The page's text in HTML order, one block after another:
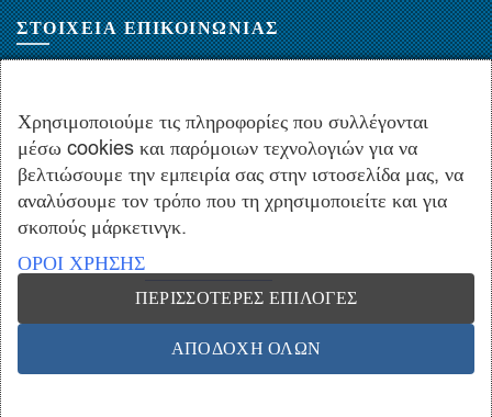
ΣΤΟΙΧΕΙΑ ΕΠΙΚΟΙΝΩΝΙΑΣ
+30.210-5143367,+30.210-5154659,+30.210-5147842
+30.210-5133976
info@hydropac.gr
Δευτ. εως Παρ.: 08:00 - 16:00
Vrisko.gr
Χρησιμοποιούμε τις πληροφορίες που συλλέγονται
μέσω cookies και παρόμοιων τεχνολογιών για να
βελτιώσουμε την εμπειρία σας στην ιστοσελίδα μας, να
αναλύσουμε τον τρόπο που τη χρησιμοποιείτε και για
σκοπούς μάρκετινγκ.
ΟΡΟΙ ΧΡΗΣΗΣ
ΠΕΡΙΣΣΌΤΕΡΕΣ ΕΠΙΛΟΓΈΣ
ΑΠΟΔΟΧΉ ΌΛΩΝ